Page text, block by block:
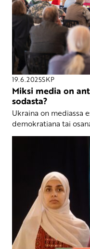
19.6.2025SKP
Miksi media on
sodasta?
Ukraina on mediassa
demokratiana tai